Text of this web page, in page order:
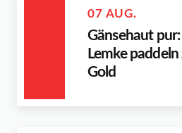
07 AUG.
Gänsehaut
Lemke
Gold